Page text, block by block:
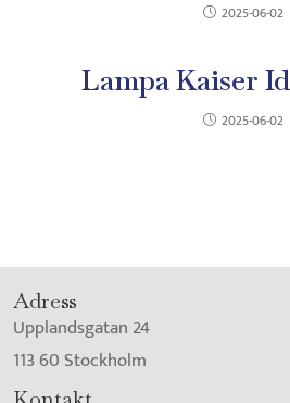
2025-06-02
Lampa Kaiser
2025-06-02
Adress
Upplandsgatan 24
113 60 Stockholm